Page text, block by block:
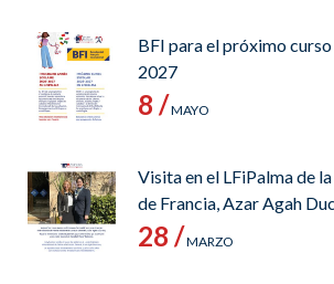
BFI para el próximo
2027
8 /MAYO
Visita en el LFiPalma de
de Francia, Azar Agah
28 /MARZO